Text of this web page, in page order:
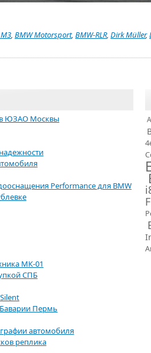
, BMW Motorsport, BMW-RLR, Dirk Müller,
в ЮЗАО Москвы
Performance для BMW
МК-01
СПБ
Пермь
автомобиля
реплика